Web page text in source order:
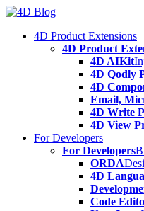
Skip
content4D Product Extensions
4D Product
4D AIKit
4D Qodly
4D
Email,
4D Write
4D View
For Developers
For Developers
ORDA
4D
Code